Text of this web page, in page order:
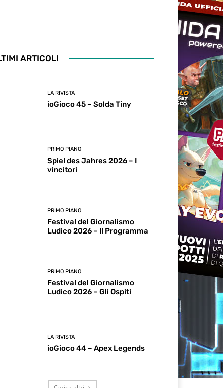
ARTICOLI
LA RIVISTA
ioGioco 45 – Solda Tiny
PRIMO PIANO
Spiel des Jahres 2026 – I
vincitori
PRIMO PIANO
Festival del Giornalismo
Ludico 2026 – Il Programma
PRIMO PIANO
Festival del Giornalismo
Ludico 2026 – Gli Ospiti
LA RIVISTA
ioGioco 44 – Apex Legends